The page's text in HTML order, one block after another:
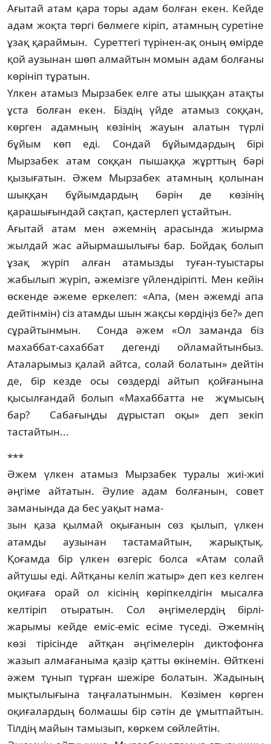
Ағытай атам қара торы адам болған екен. Кейде
адам жоқта төргі бөлмеге кіріп, атамның суретіне
ұзақ қараймын. Суреттегі түрінен-ақ оның өмірде
қой аузынан шөп ал­майтын момын адам болғаны
көрініп тұратын.
Үлкен атамыз Мырзабек елге аты шық­қан атақты
ұста болған екен. Біздің үйде ата­мыз соққан,
көрген адамның көзінің жауын алатын түрлі
бұйым көп еді. Сондай бұйымдардың бірі
Мырзабек атам соққан пышаққа жұрттың бәрі
қызығатын. Әжем Мырзабек атамның қолынан
шыққан бұйым­дардың бәрін де көзінің
қарашығын­дай сақтап, қастерлеп ұстайтын.
Ағытай атам мен әжемнің арасында жиырма
жылдай жас айырмашылығы бар. Бойдақ болып
ұзақ жүріп алған атамызды туған-туыстары
жабылып жүріп, әжемізге үйлендіріпті. Мен кейін
өскенде әжеме еркелеп: «Апа, (мен әжемді апа
дейтінмін) сіз атамды шын жақсы көрдіңіз бе?» деп
сұрай­тынмын. Сонда әжем «Ол заманда біз
махаббат-сахаббат дегенді ойламайтынбыз.
Аталарымыз қалай айтса, солай болатын» дейтін
де, бір кезде осы сөздерді айтып қойғанына
қысылғандай болып «Махаббатта не жұмысың
бар? Сабағыңды дұрыстап оқы» деп зекіп
тастайтын...
***
Әжем үлкен атамыз Мырзабек туралы жиі-жиі
әңгіме айтатын. Әулие адам бол­ғанын, совет
заманында да бес уақыт нама-
з­ын қаза қылмай оқығанын сөз қылып, үлкен
атамды аузынан тастамайтын, жарықтық.
Қоғамда бір үлкен өзгеріс болса «Атам солай
айтушы еді. Айтқаны келіп жатыр» деп кез келген
оқиғаға орай ол кісінің көріпкелдігін мысалға
келтіріп отыратын. Сол әңгімелердің бірлі-
жарымы кейде еміс-еміс есіме түседі. Әжемнің
көзі тірісінде айтқан әңгімелерін диктофонға
жазып алмағаныма қазір қатты өкінемін. Өйткені
әжем тұнып тұрған шежіре болатын. Жадының
мықтылығына таңғала­тынмын. Көзімен көрген
оқиғалар­дың болмашы бір сәтін де ұмытпайтын.
Тілдің майын тамызып, көркем сөйлейтін.